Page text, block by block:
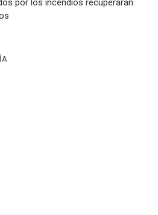
por los incendios recuperarán